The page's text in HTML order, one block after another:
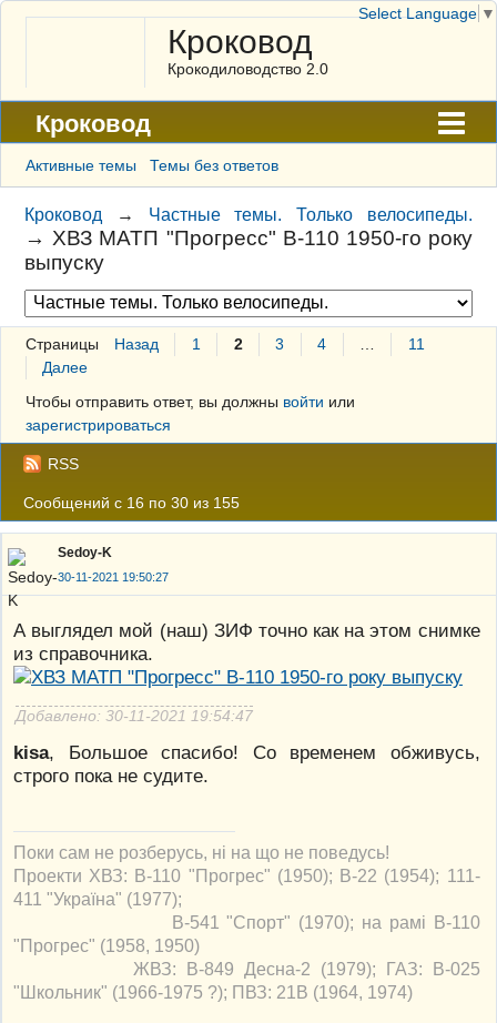
Кроковод
Крокодиловодство 2.0
Кроковод
Форум
Архив
ГАЛЕРЕЯ
Правила
Поиск
Регистрация
Вход
Активные темы Темы без ответов
Кроковод → Частные темы. Только велосипеды.
→ ХВЗ МАТП "Прогресс" В-110 1950-го року
выпуску
Страницы Назад 1 2 3 4
11
Далее
Чтобы отправить ответ, вы должны войти или
зарегистрироваться
RSS
Сообщений с 16 по 30 из 155
Sedoy-K
30-11-2021 19:50:27
А выглядел мой (наш) ЗИФ точно как на этом снимке
из справочника.
Добавлено: 30-11-2021 19:54:47
kisa, Большое спасибо! Со временем обживусь,
строго пока не судите.
Поки сам не розберусь, ні на що не поведусь!
Проекти ХВЗ: В-110 "Прогрес" (1950); В-22 (1954); 111-
411 "Україна" (1977);
В-541 "Спорт" (1970); на рамі В-110
"Прогрес" (1958, 1950)
ЖВЗ: В-849 Десна-2 (1979); ГАЗ: В-025
"Школьник" (1966-1975 ?); ПВЗ: 21В (1964, 1974)
Select Language ▼